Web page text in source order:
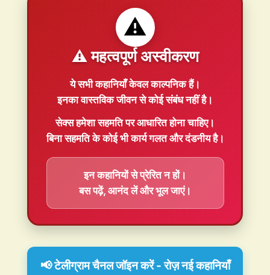
⚠️
⚠️ महत्वपूर्ण अस्वीकरण
ये सभी कहानियाँकेवल काल्पनिकहैं।
इनका वास्तविक जीवन से कोई संबंध नहीं है।
सेक्स हमेशासहमतिपर आधारित होना चाहिए।
बिना सहमति के कोई भी कार्य गलत और दंडनीय है।
इन कहानियों से प्रेरित न हों।
बस पढ़ें, आनंद लें और भूल जाएं।
📢 टेलीग्राम चैनल जॉइन करें - रोज़ नई कहानियाँ